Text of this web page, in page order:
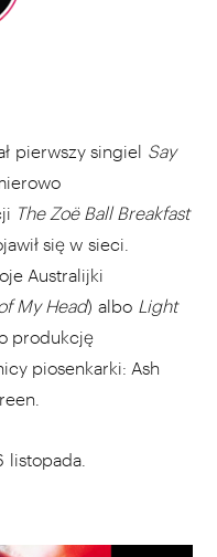
pierwszy singiel Say
The Zoë Ball Breakfast
się w sieci.
Australijki
My Head) albo Light
produkcję
piosenkarki: Ash
listopada.